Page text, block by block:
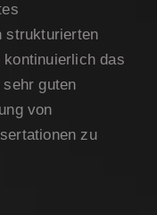
strukturierten
kontinuierlich das
guten
von
zu